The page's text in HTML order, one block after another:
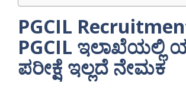
PGCIL
PGCIL ಇಲಾಖೆಯಲ್ಲಿ
ಪರೀಕ್ಷೆ ಇಲ್ಲದೆ ನೇಮಕ